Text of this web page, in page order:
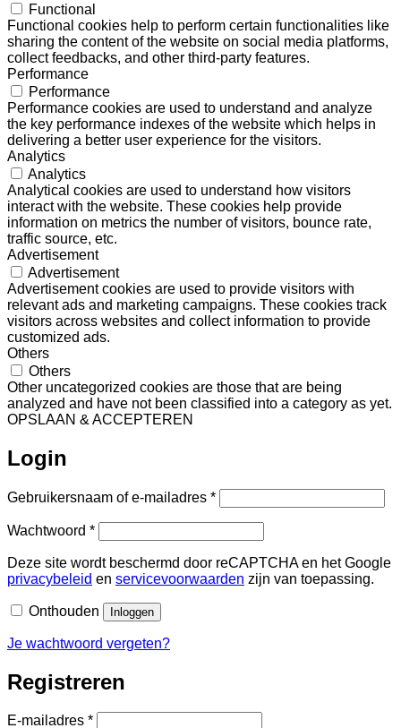
Functional
Functional cookies help to perform certain functionalities like
sharing the content of the website on social media platforms,
collect feedbacks, and other third-party features.
Performance
Performance
Performance cookies are used to understand and analyze
the key performance indexes of the website which helps in
delivering a better user experience for the visitors.
Analytics
Analytics
Analytical cookies are used to understand how visitors
interact with the website. These cookies help provide
information on metrics the number of visitors, bounce rate,
traffic source, etc.
Advertisement
Advertisement
Advertisement cookies are used to provide visitors with
relevant ads and marketing campaigns. These cookies track
visitors across websites and collect information to provide
customized ads.
Others
Others
Other uncategorized cookies are those that are being
analyzed and have not been classified into a category as yet.
OPSLAAN & ACCEPTEREN
Login
Gebruikersnaam of e-mailadres *Vereist
Wachtwoord *Vereist
Deze site wordt beschermd door reCAPTCHA en het Google
privacybeleid en servicevoorwaarden zijn van toepassing.
Onthouden Inloggen
Je wachtwoord vergeten?
Registreren
E-mailadres *Vereist